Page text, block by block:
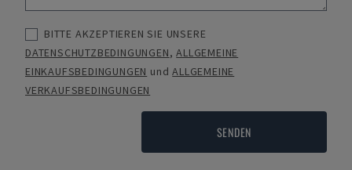
BITTE AKZEPTIEREN SIE UNSERE
DATENSCHUTZBEDINGUNGEN,ALLGEMEINE
EINKAUFSBEDINGUNGEN undALLGEMEINE
VERKAUFSBEDINGUNGEN
SENDEN